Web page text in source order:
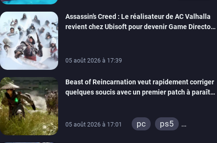
Assassin’s Creed : Le réalisateur de AC Valhalla
revient chez Ubisoft pour devenir Game Director
05 août 2026 à 17:39
Beast of Reincarnation veut rapidement corriger
quelques soucis avec un premier patch à paraître
05 août 2026 à 17:01 pc
ps5